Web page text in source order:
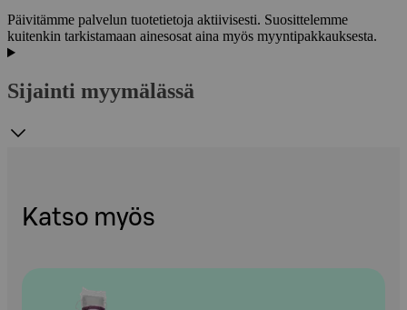
Päivitämme palvelun tuotetietoja aktiivisesti. Suosittelemme
kuitenkin tarkistamaan ainesosat aina myös myyntipakkauksesta.
Sijainti myymälässä
Katso myös